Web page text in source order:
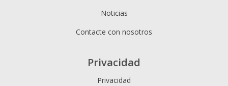
Noticias
Contacte con nosotros
Privacidad
Privacidad